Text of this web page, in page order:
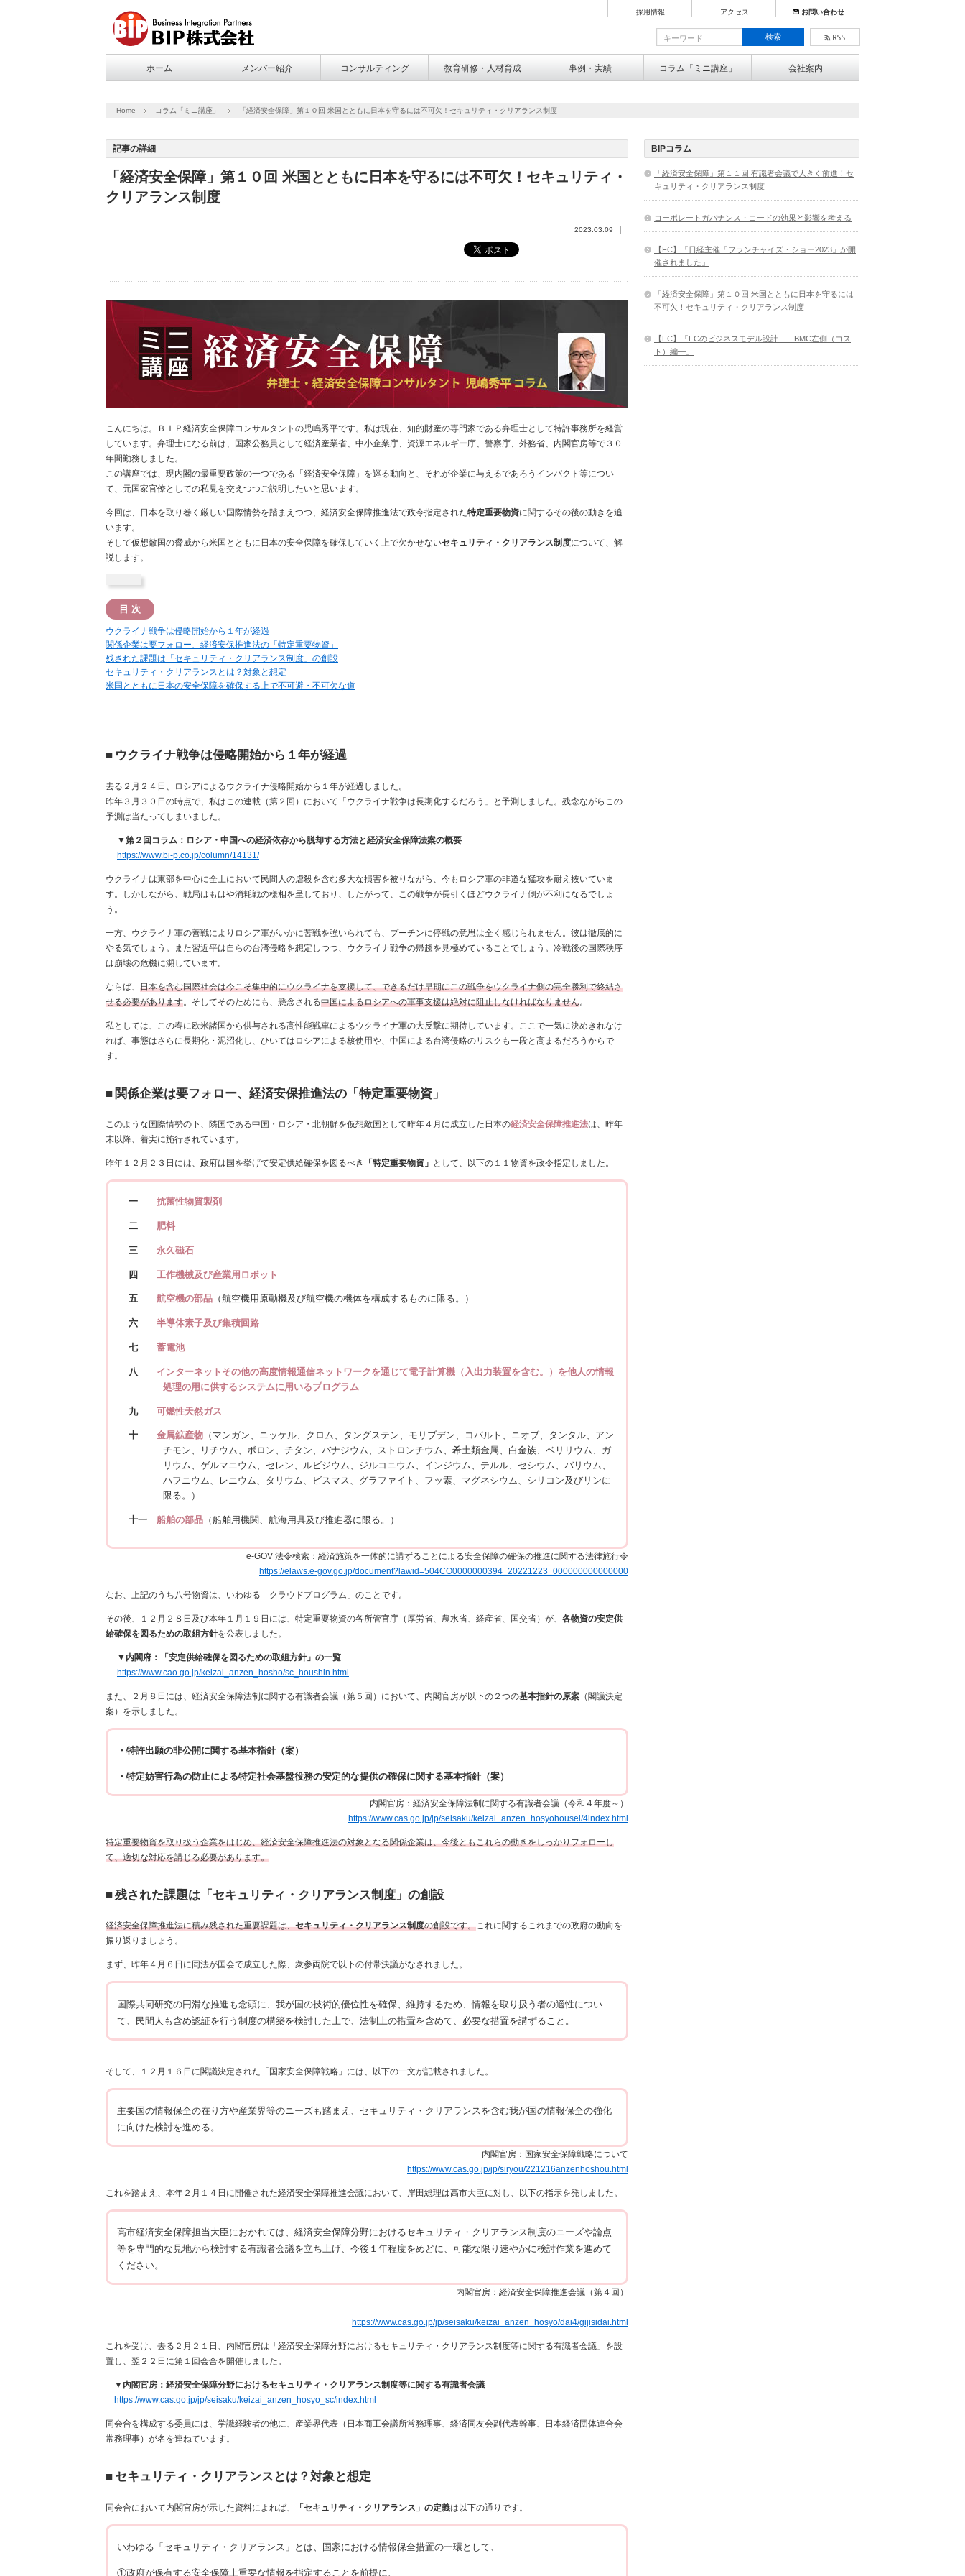
採用情報 アクセス お問い合わせ
ホーム メンバー紹介 コンサルティング 教育研修・人材育成 事例・実績 コラム「ミニ講座」 会社案内
Home コラム「ミニ講座」 「経済安全保障」第１０回 米国とともに日本を守るには不可欠！セキュリティ・クリアランス制度
記事の詳細
「経済安全保障」第１０回 米国とともに日本を守るには不可欠！セキュリティ・
クリアランス制度
2023.03.09
こんにちは。ＢＩＰ経済安全保障コンサルタントの児嶋秀平です。私は現在、知的財産の専門家である弁理士として特許事務所を経営
しています。弁理士になる前は、国家公務員として経済産業省、中小企業庁、資源エネルギー庁、警察庁、外務省、内閣官房等で３０
年間勤務しました。
この講座では、現内閣の最重要政策の一つである「経済安全保障」を巡る動向と、それが企業に与えるであろうインパクト等につい
て、元国家官僚としての私見を交えつつご説明したいと思います。
今回は、日本を取り巻く厳しい国際情勢を踏まえつつ、経済安全保障推進法で政令指定された特定重要物資に関するその後の動きを追
います。
そして仮想敵国の脅威から米国とともに日本の安全保障を確保していく上で欠かせないセキュリティ・クリアランス制度について、解
説します。
目 次
ウクライナ戦争は侵略開始から１年が経過
関係企業は要フォロー、経済安保推進法の「特定重要物資」
残された課題は「セキュリティ・クリアランス制度」の創設
セキュリティ・クリアランスとは？対象と想定
米国とともに日本の安全保障を確保する上で不可避・不可欠な道
■ ウクライナ戦争は侵略開始から１年が経過
去る２月２４日、ロシアによるウクライナ侵略開始から１年が経過しました。
昨年３月３０日の時点で、私はこの連載（第２回）において「ウクライナ戦争は長期化するだろう」と予測しました。残念ながらこの
予測は当たってしまいました。
▼第２回コラム：ロシア・中国への経済依存から脱却する方法と経済安全保障法案の概要
https://www.bi-p.co.jp/column/14131/
ウクライナは東部を中心に全土において民間人の虐殺を含む多大な損害を被りながら、今もロシア軍の非道な猛攻を耐え抜いていま
す。しかしながら、戦局はもはや消耗戦の様相を呈しており、したがって、この戦争が長引くほどウクライナ側が不利になるでしょ
う。
一方、ウクライナ軍の善戦によりロシア軍がいかに苦戦を強いられても、プーチンに停戦の意思は全く感じられません。彼は徹底的に
やる気でしょう。また習近平は自らの台湾侵略を想定しつつ、ウクライナ戦争の帰趨を見極めていることでしょう。冷戦後の国際秩序
は崩壊の危機に瀕しています。
ならば、 日本を含む国際社会は今こそ集中的にウクライナを支援して、できるだけ早期にこの戦争をウクライナ側の完全勝利で終結さ
せる必要があります。そしてそのためにも、懸念される中国によるロシアへの軍事支援は絶対に阻止しなければなりません。
私としては、この春に欧米諸国から供与される高性能戦車によるウクライナ軍の大反撃に期待しています。ここで一気に決めきれなけ
れば、事態はさらに長期化・泥沼化し、ひいてはロシアによる核使用や、中国による台湾侵略のリスクも一段と高まるだろうからで
す。
■ 関係企業は要フォロー、経済安保推進法の「特定重要物資」
このような国際情勢の下、隣国である中国・ロシア・北朝鮮を仮想敵国として昨年４月に成立した日本の経済安全保障推進法は、昨年
末以降、着実に施行されています。
昨年１２月２３日には、政府は国を挙げて安定供給確保を図るべき 「特定重要物資」 として、以下の１１物資を政令指定しました。
一 抗菌性物質製剤
二 肥料
三 永久磁石
四 工作機械及び産業用ロボット
五 航空機の部品 （航空機用原動機及び航空機の機体を構成するものに限る。）
六 半導体素子及び集積回路
七 蓄電池
八 インターネットその他の高度情報通信ネットワークを通じて電子計算機（入出力装置を含む。） を他人の情報
処理の用に供するシステムに用いるプログラム
九 可燃性天然ガス
十 金属鉱産物 （マンガン、ニッケル、クロム、タングステン、モリブデン、コバルト、ニオブ、タンタル、アン
チモン、リチウム、ボロン、チタン、バナジウム、ストロンチウム、希土類金属、白金族、ベリリウム、ガ
リウム、ゲルマニウム、セレン、ルビジウム、ジルコニウム、インジウム、テルル、セシウム、バリウム、
ハフニウム、レニウム、タリウム、ビスマス、グラファイト、フッ素、マグネシウム、シリコン及びリンに
限る。）
十一 船舶の部品 （船舶用機関、航海用具及び推進器に限る。）
e-GOV 法令検索：経済施策を一体的に講ずることによる安全保障の確保の推進に関する法律施行令
https://elaws.e-gov.go.jp/document?lawid=504CO0000000394_20221223_000000000000000
なお、上記のうち八号物資は、いわゆる「クラウドプログラム」のことです。
その後、１２月２８日及び本年１月１９日には、特定重要物資の各所管官庁（厚労省、農水省、経産省、国交省）が、 各物資の安定供
給確保を図るための取組方針を公表しました。
▼内閣府：「安定供給確保を図るための取組方針」の一覧
https://www.cao.go.jp/keizai_anzen_hosho/sc_houshin.html
また、２月８日には、経済安全保障法制に関する有識者会議（第５回）において、内閣官房が以下の２つの基本指針の原案 （閣議決定
案）を示しました。
・特許出願の非公開に関する基本指針（案）
・特定妨害行為の防止による特定社会基盤役務の安定的な提供の確保に関する基本指針（案）
内閣官房：経済安全保障法制に関する有識者会議（令和４年度～）
https://www.cas.go.jp/jp/seisaku/keizai_anzen_hosyohousei/4index.html
特定重要物資を取り扱う企業をはじめ、経済安全保障推進法の対象となる関係企業は、今後ともこれらの動きをしっかりフォローし
て、適切な対応を講じる必要があります。
■残された課題は「セキュリティ・クリアランス制度」の創設
経済安全保障推進法に積み残された重要課題は、セキュリティ・クリアランス制度の創設です。これに関するこれまでの政府の動向を
振り返りましょう。
まず、昨年４月６日に同法が国会で成立した際、衆参両院で以下の付帯決議がなされました。
国際共同研究の円滑な推進も念頭に、我が国の技術的優位性を確保、維持するため、情報を取り扱う者の適性につい
て、民間人も含め認証を行う制度の構築を検討した上で、法制上の措置を含めて、必要な措置を講ずること。
そして、１２月１６日に閣議決定された「国家安全保障戦略」には、以下の一文が記載されました。
主要国の情報保全の在り方や産業界等のニーズも踏まえ、セキュリティ・クリアランスを含む我が国の情報保全の強化
に向けた検討を進める。
内閣官房：国家安全保障戦略について
https://www.cas.go.jp/jp/siryou/221216anzenhoshou.html
これを踏まえ、本年２月１４日に開催された経済安全保障推進会議において、岸田総理は高市大臣に対し、以下の指示を発しました。
高市経済安全保障担当大臣におかれては、経済安全保障分野におけるセキュリティ・クリアランス制度のニーズや論点
等を専門的な見地から検討する有識者会議を立ち上げ、今後１年程度をめどに、可能な限り速やかに検討作業を進めて
ください。
内閣官房：経済安全保障推進会議（第４回）
https://www.cas.go.jp/jp/seisaku/keizai_anzen_hosyo/dai4/gijisidai.html
これを受け、去る２月２１日、内閣官房は「経済安全保障分野におけるセキュリティ・クリアランス制度等に関する有識者会議」を設
置し、翌２２日に第１回会合を開催しました。
▼内閣官房：経済安全保障分野におけるセキュリティ・クリアランス制度等に関する有識者会議
https://www.cas.go.jp/jp/seisaku/keizai_anzen_hosyo_sc/index.html
同会合を構成する委員には、学識経験者の他に、産業界代表（日本商工会議所常務理事、経済同友会副代表幹事、日本経済団体連合会
常務理事）が名を連ねています。
■ セキュリティ・クリアランスとは？対象と想定
同会合において内閣官房が示した資料によれば、 「セキュリティ・クリアランス」の定義は以下の通りです。
いわゆる「セキュリティ・クリアランス」とは、国家における情報保全措置の一環として、
①政府が保有する安全保障上重要な情報を指定することを前提に、
BIPコラム
「経済安全保障」第１１回 有識者会議で大きく前進！セ
キュリティ・クリアランス制度
コーポレートガバナンス・コードの効果と影響を考える
【FC】「日経主催「フランチャイズ・ショー2023」が開
催されました」
「経済安全保障」第１０回 米国とともに日本を守るには
不可欠！セキュリティ・クリアランス制度
【FC】「FCのビジネスモデル設計 ―BMC左側（コス
ト）編―」